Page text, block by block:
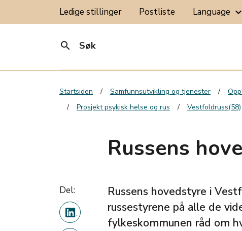
Ledige stillinger Postliste Language keyboard_arrow_down
search Søk
Startsiden Samfunnsutvikling og tjenester
Prosjekt psykisk helse og rus
Vestfoldruss(58)
Russens
Del:
Russens hovedstyre i
russestyrene på alle de
fylkeskommunen råd om